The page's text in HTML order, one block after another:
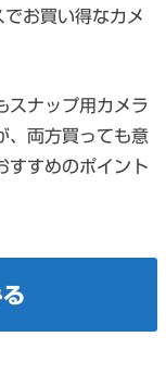
お買い得なカメ
スナップ用カメラ
、両方買っても意
すすめのポイント